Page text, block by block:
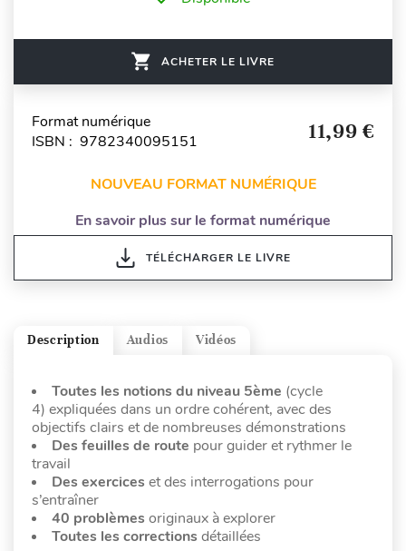
ACHETER LE LIVRE
Format numérique
ISBN : 9782340095151
11,99 €
NOUVEAU FORMAT NUMÉRIQUE
En savoir plus sur le format numérique
TÉLÉCHARGER LE LIVRE
Vidéos
Audios
Description
Toutes les notions du niveau 5ème (cycle
4) expliquées dans un ordre cohérent, avec des
objectifs clairs et de nombreuses démonstrations
Des feuilles de route pour guider et rythmer le
travail
Des exercices et des interrogations pour
s’entraîner
40 problèmes originaux à explorer
Toutes les corrections détaillées